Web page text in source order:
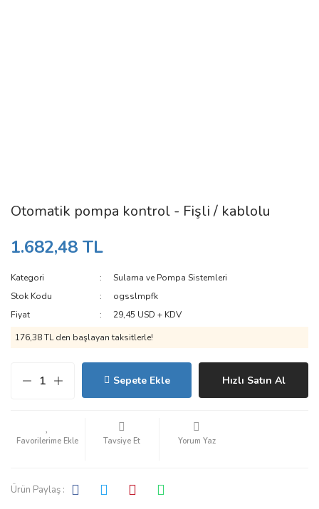
Otomatik pompa kontrol - Fişli / kablolu
1.682,48 TL
Kategori
Sulama ve Pompa Sistemleri
Stok Kodu
ogsslmpfk
Fiyat
29,45 USD + KDV
176,38 TL den başlayan taksitlerle!
Sepete Ekle Hızlı Satın Al
Tavsiye Et Yorum Yaz
Ürün Paylaş :